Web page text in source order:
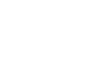
TECHNO